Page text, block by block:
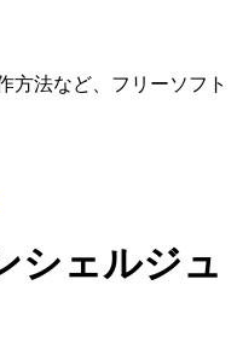
方法など、 フリーソフト
シェルジュ